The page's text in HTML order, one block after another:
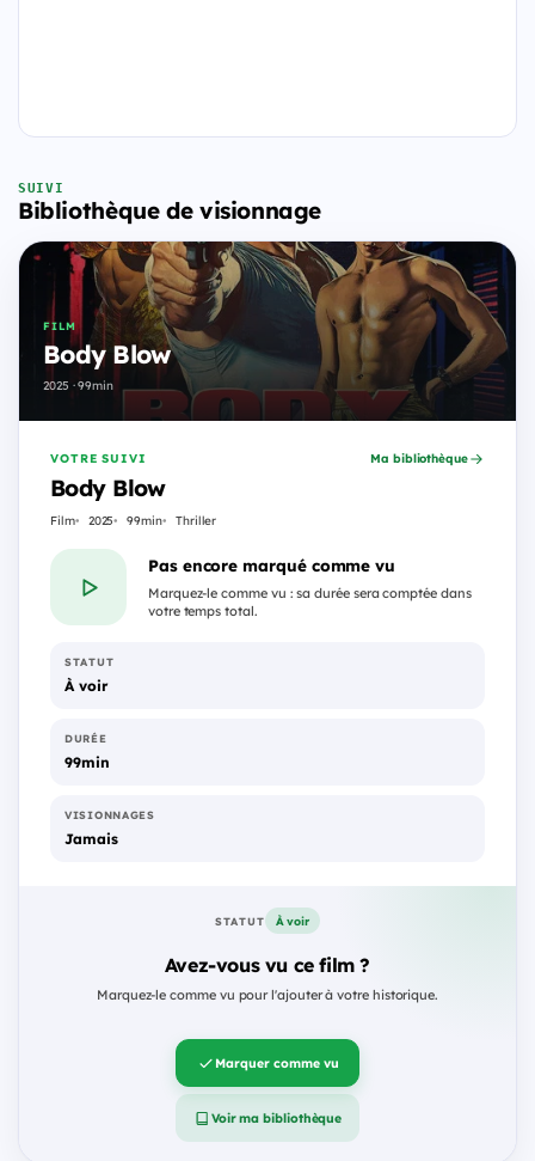
SUIVI
Bibliothèque de visionnage
FILM
Body Blow
2025 · 99min
VOTRE SUIVI
Body Blow
Film 2025 99min Thriller
Ma bibliothèque
Pas encore marqué comme vu
Marquez-le comme vu : sa durée sera comptée dans
votre temps total.
STATUT
À voir
DURÉE
99min
VISIONNAGES
Jamais
STATUT À voir
Avez-vous vu ce film ?
Marquez-le comme vu pour l'ajouter à votre historique.
Marquer comme vu
Voir ma bibliothèque